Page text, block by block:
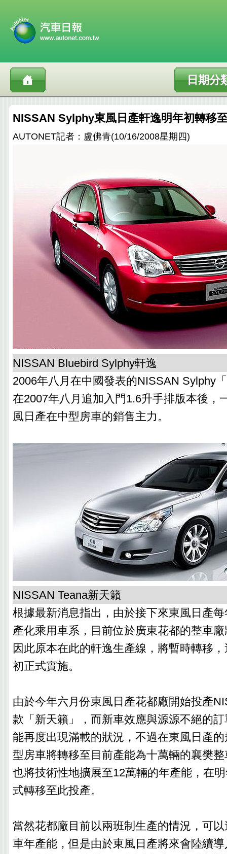
日期分
NISSAN Sylphy東風日產軒逸明年初轉移
AUTONET記者：盧佛青(10/16/2008星期四)
NISSAN Bluebird Sylphy軒逸
2006年八月在中國發表的NISSAN Sylphy
在2007年八月追加入門1.6升手排版本後，
風日產在中型房車的銷售主力。
NISSAN Teana新天籟
根據最新消息指出，由於接下來東風日產
產化乘用車系，目前位於廣東花都的整車
因此原本在此的軒逸生產線，將暫時轉移
初正式實施。
由於今年六月份東風日產花都廠開始投產
款「新天籟」，而新車效應與源源不絕的
能再度出現滿載的狀況，不過在東風日產
型房車將轉移至目前產能為十萬輛的襄樊
也將技術性地擴展至12萬輛的年產能，在
式轉移至此投產。
當然花都廠目前以兩班制生產的情況，可
車年產能，但是由於東風日產將來會陸續